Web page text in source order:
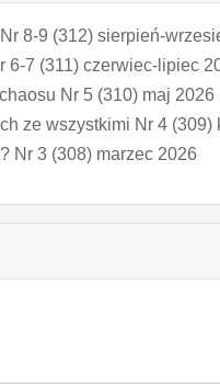
8-9 (312) sierpień-
6-7 (311) czerwiec-lipiec
Nr 5 (310) maj 2026
ze wszystkimi Nr 4 (309)
Nr 3 (308) marzec 2026